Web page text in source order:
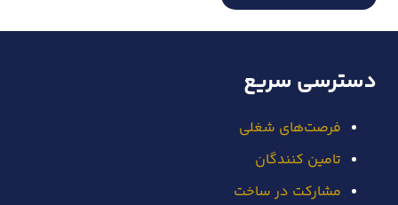
دسترسی سریع
فرصت‌های شغلی
تامین کنندگان
مشارکت در ساخت